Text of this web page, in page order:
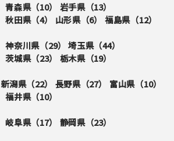
青森県（10） 岩手県（13）
秋田県（4） 山形県（6） 福島県（12）
神奈川県（29） 埼玉県（44）
茨城県（23） 栃木県（19）
新潟県（22） 長野県（27） 富山県（10）
福井県（10）
岐阜県（17） 静岡県（23）